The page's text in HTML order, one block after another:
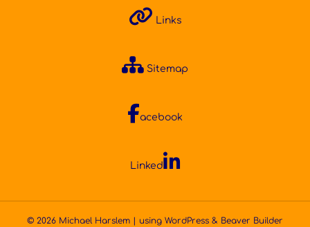
Links
Sitemap
acebook
Linked
© 2026 Michael Harslem | using WordPress & Beaver Builder